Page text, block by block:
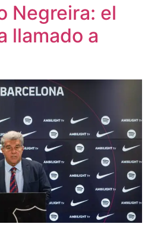
Negreira: el
llamado a